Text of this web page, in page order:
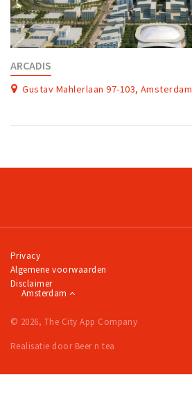
ARCADIS
Gustav Mahlerlaan 97-103, Amsterdam
Privacy
Algemene voorwaarden
Disclaimer
Amsterdam
© 2026, The City App Company
Realisatie door Beer n tea